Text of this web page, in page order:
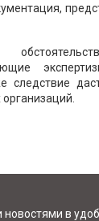
следствие
новостями в